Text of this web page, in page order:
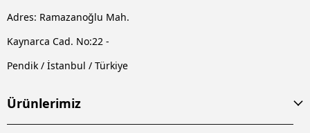
Adres: Ramazanoğlu Mah.
Kaynarca Cad. No:22 -
Pendik / İstanbul / Türkiye
Ürünlerimiz